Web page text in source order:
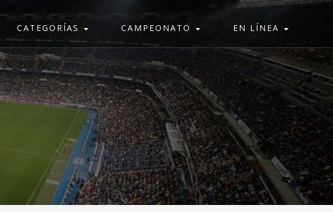
CATEGORÍAS CAMPEONATO EN LÍNEA